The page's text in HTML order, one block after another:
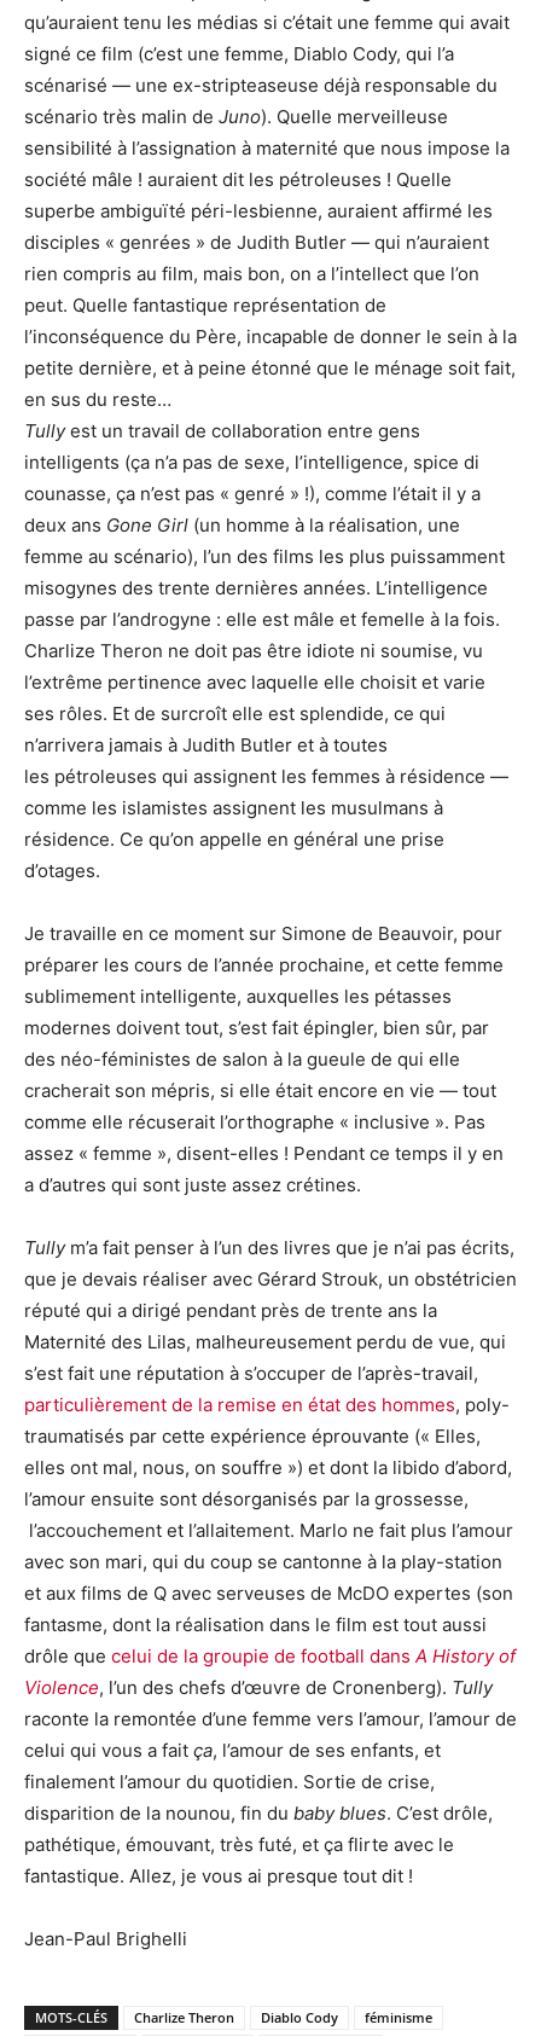
qu’auraient tenu les médias si c’était une femme qui avait
signé ce film (c’est une femme, Diablo Cody, qui l’a
scénarisé — une ex-stripteaseuse déjà responsable du
scénario très malin de Juno). Quelle merveilleuse
sensibilité à l’assignation à maternité que nous impose la
société mâle ! auraient dit les pétroleuses ! Quelle
superbe ambiguïté péri-lesbienne, auraient affirmé les
disciples « genrées » de Judith Butler — qui n’auraient
rien compris au film, mais bon, on a l’intellect que l’on
peut. Quelle fantastique représentation de
l’inconséquence du Père, incapable de donner le sein à la
petite dernière, et à peine étonné que le ménage soit fait,
en sus du reste…
Tullyest un travail de collaboration entre gens
intelligents (ça n’a pas de sexe, l’intelligence, spice di
counasse, ça n’est pas « genré » !), comme l’était il y a
deux ans Gone Girl (un homme à la réalisation, une
femme au scénario), l’un des films les plus puissamment
misogynes des trente dernières années. L’intelligence
passe par l’androgyne : elle est mâle et femelle à la fois.
Charlize Theron ne doit pas être idiote ni soumise, vu
l’extrême pertinence avec laquelle elle choisit et varie
ses rôles. Et de surcroît elle est splendide, ce qui
n’arrivera jamais à Judith Butler et à toutes
les pétroleuses qui assignent les femmes à résidence —
comme les islamistes assignent les musulmans à
résidence. Ce qu’on appelle en général une prise
d’otages.
Je travaille en ce moment sur Simone de Beauvoir, pour
préparer les cours de l’année prochaine, et cette femme
sublimement intelligente, auxquelles les pétasses
modernes doivent tout, s’est fait épingler, bien sûr, par
des néo-féministes de salon à la gueule de qui elle
cracherait son mépris, si elle était encore en vie — tout
comme elle récuserait l’orthographe « inclusive ». Pas
assez « femme », disent-elles ! Pendant ce temps il y en
a d’autres qui sont juste assez crétines.
Tullym’a fait penser à l’un des livres que je n’ai pas écrits,
que je devais réaliser avec Gérard Strouk, un obstétricien
réputé qui a dirigé pendant près de trente ans la
Maternité des Lilas, malheureusement perdu de vue, qui
s’est fait une réputation à s’occuper de l’après-travail,
particulièrement de la remise en état des hommes, poly-
traumatisés par cette expérience éprouvante (« Elles,
elles ont mal, nous, on souffre ») et dont la libido d’abord,
l’amour ensuite sont désorganisés par la grossesse,
l’accouchement et l’allaitement. Marlo ne fait plus l’amour
avec son mari, qui du coup se cantonne à la play-station
et aux films de Q avec serveuses de McDO expertes (son
fantasme, dont la réalisation dans le film est tout aussi
drôle que celui de la groupie de football dans A History of
Violence, l’un des chefs d’œuvre de Cronenberg). Tully
raconte la remontée d’une femme vers l’amour, l’amour de
celui qui vous a fait ça, l’amour de ses enfants, et
finalement l’amour du quotidien. Sortie de crise,
disparition de la nounou, fin du baby blues. C’est drôle,
pathétique, émouvant, très futé, et ça flirte avec le
fantastique. Allez, je vous ai presque tout dit !
Jean-Paul Brighelli
MOTS-CLÉS Charlize Theron Diablo Cody
féminisme